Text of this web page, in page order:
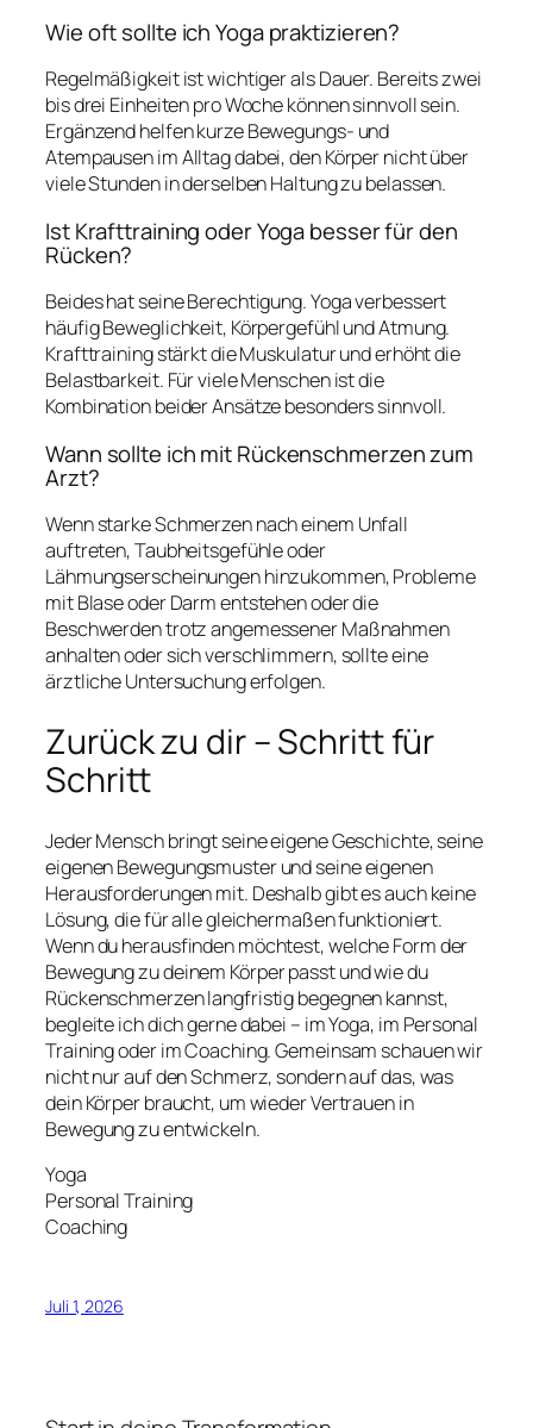
Wie oft sollte ich Yoga praktizieren?
Regelmäßigkeit ist wichtiger als Dauer. Bereits zwei
bis drei Einheiten pro Woche können sinnvoll sein.
Ergänzend helfen kurze Bewegungs- und
Atempausen im Alltag dabei, den Körper nicht über
viele Stunden in derselben Haltung zu belassen.
Ist Krafttraining oder Yoga besser für den
Rücken?
Beides hat seine Berechtigung. Yoga verbessert
häufig Beweglichkeit, Körpergefühl und Atmung.
Krafttraining stärkt die Muskulatur und erhöht die
Belastbarkeit. Für viele Menschen ist die
Kombination beider Ansätze besonders sinnvoll.
Wann sollte ich mit Rückenschmerzen zum
Arzt?
Wenn starke Schmerzen nach einem Unfall
auftreten, Taubheitsgefühle oder
Lähmungserscheinungen hinzukommen, Probleme
mit Blase oder Darm entstehen oder die
Beschwerden trotz angemessener Maßnahmen
anhalten oder sich verschlimmern, sollte eine
ärztliche Untersuchung erfolgen.
Zurück zu dir – Schritt für
Schritt
Jeder Mensch bringt seine eigene Geschichte, seine
eigenen Bewegungsmuster und seine eigenen
Herausforderungen mit. Deshalb gibt es auch keine
Lösung, die für alle gleichermaßen funktioniert.
Wenn du herausfinden möchtest, welche Form der
Bewegung zu deinem Körper passt und wie du
Rückenschmerzen langfristig begegnen kannst,
begleite ich dich gerne dabei – im Yoga, im Personal
Training oder im Coaching. Gemeinsam schauen wir
nicht nur auf den Schmerz, sondern auf das, was
dein Körper braucht, um wieder Vertrauen in
Bewegung zu entwickeln.
Yoga
Personal Training
Coaching
Juli 1, 2026